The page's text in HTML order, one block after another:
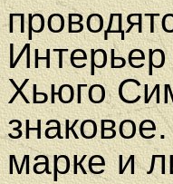
Хьюго
марке и